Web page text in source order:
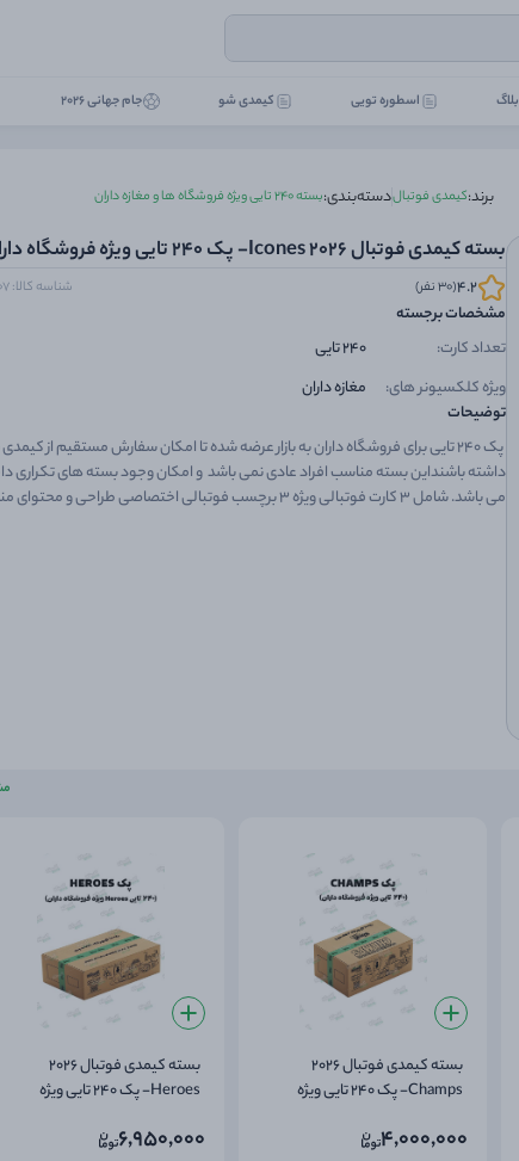
بلاگ اسطوره تویی کیمدی شو جام جهانی 2026
برند:کیمدی فوتبالدسته‌بندی:بسته 240 تایی ویژه فروشگاه ها و مغازه داران
بسته کیمدی فوتبال 2026 Icones- پک 240 تایی ویژه فروشگاه داران
4.2(30 نفر) شناسه کالا: 300050300007
مشخصات برجسته
تعداد کارت:
ویژه کلکسیونر های:
240 تایی
مغازه داران
توضیحات
پک 240 تایی برای فروشگاه داران به بازار عرضه شده تا امکان سفارش مستقیم از
داشته باشنداین بسته مناسب افراد عادی نمی باشد و امکان وجود بسته های تکراری
می باشد. شامل ۳ کارت فوتبالی ویژه ۳ برچسب فوتبالی
بسته کیمدی فوتبال 2026
Champs- پک 240 تایی ویژه
4,000,000
بسته کیمدی فوتبال 2026
Heroes- پک 240 تایی ویژه
6,950,000